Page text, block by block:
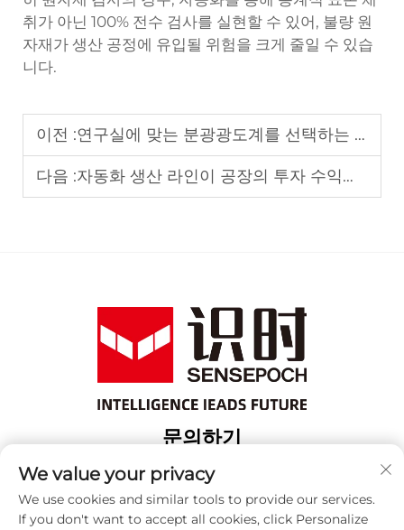
취가 아닌 100% 전수 검사를 실현할 수 있어, 불량 원
자재가 생산 공정에 유입될 위험을 크게 줄일 수 있습
니다.
이전 :연구실에 맞는 분광광도계를 선택하는 방법: UV-Vis, 벤치탑 또는 휴대용 모델
다음 :자동화 생산 라인이 공장의 투자 수익률(ROI)을 높이는 이유
문의하기
Add: 상해 보산 구 위항로 18번지 3번 건물
전화번호:+86-13917707297
이메일:[email protected]
We value your privacy
We use cookies and similar tools to provide our services.
If you don't want to accept all cookies, click Personalize